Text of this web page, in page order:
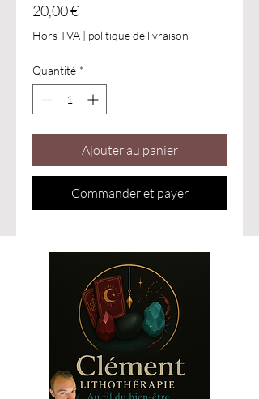
20,00 €Prix
Hors TVA | politique de livraison
Quantité *
Ajouter au panier
Commander et payer